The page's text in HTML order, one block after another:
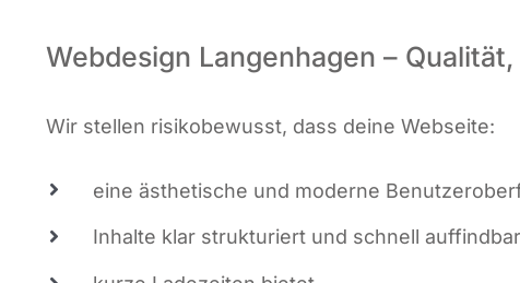
Webdesign Langenhagen –
Wir stel­len risi­ko­be­wusst, dass dei­ne Webseite:
eine ästhe­ti­sche und moder­ne
Inhal­te klar struk­tu­riert und schnell